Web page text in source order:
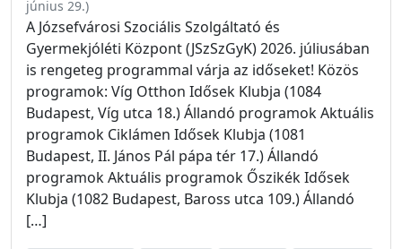
június 29.)
A Józsefvárosi Szociális Szolgáltató és
Gyermekjóléti Központ (JSzSzGyK) 2026. júliusában
is rengeteg programmal várja az időseket! Közös
programok: Víg Otthon Idősek Klubja (1084
Budapest, Víg utca 18.) Állandó programok Aktuális
programok Ciklámen Idősek Klubja (1081
Budapest, II. János Pál pápa tér 17.) Állandó
programok Aktuális programok Őszikék Idősek
Klubja (1082 Budapest, Baross utca 109.) Állandó
[…]